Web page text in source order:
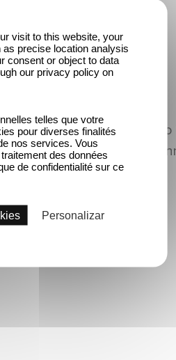
Sedel et Fernando
Poussier,
visit to this website, your
precise location analysis
consent or object to data
our privacy policy on
telles que votre
pour diverses finalités
nos services. Vous
des données
de confidentialité sur ce
Personalizar